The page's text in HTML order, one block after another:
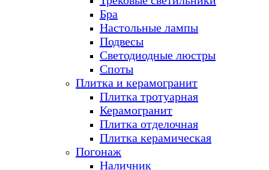
Бра
Настольные лампы
Подвесы
Светодиодные люстры
Споты
Плитка и керамогранит
Плитка тротуарная
Керамогранит
Плитка отделочная
Плитка керамическая
Погонаж
Наличник